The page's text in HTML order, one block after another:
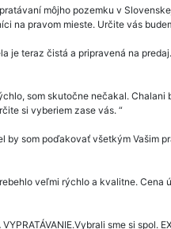
môjho pozemku v
na pravom mieste. Určite vás
je teraz čistá a pripravená na
som skutočne nečakal. Chalani
si vyberiem zase vás.
by som poďakovať všetkým Vašim
veľmi rýchlo a kvalitne. Cena
sme si spol.